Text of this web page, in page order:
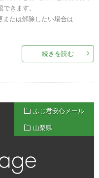
きます。
たは解除したい場合は
続きを読む
ふじ君安心メール
山梨県